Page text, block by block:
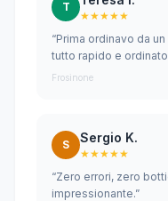
T
★★★★★
“Prima ordinavo da
tutto rapido e
Frosinone
S Sergio K.
★★★★★
“Zero errori, zero
impressionante.”